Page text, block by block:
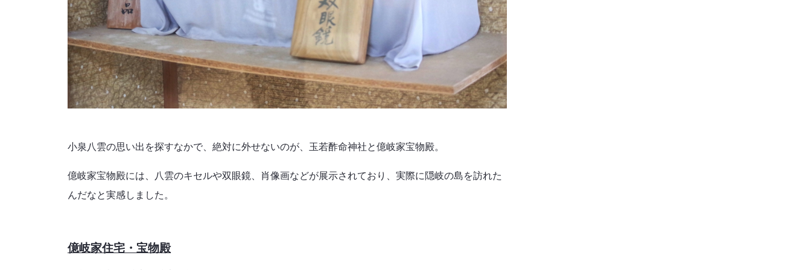
小泉八雲の思い出を探すなかで、絶対に外せないのが、玉若酢命神社と億岐家宝物殿。
億岐家宝物殿には、八雲のキセルや双眼鏡、肖像画などが展示されており、実際に隠岐の島を訪れた
んだなと実感しました。
億岐家住宅・宝物殿